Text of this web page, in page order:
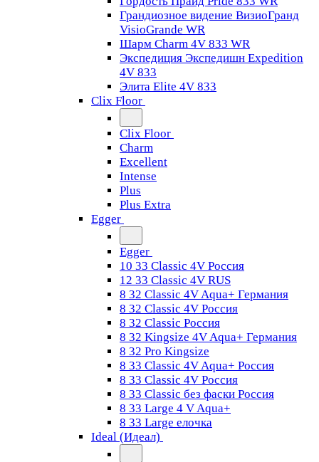
Грандиозное видение ВизиоГранд
VisioGrande WR
Шарм Charm 4V 833 WR
Экспедиция Экспедишн Expedition
4V 833
Элита Elite 4V 833
Clix Floor
Clix Floor
Charm
Excellent
Intense
Plus
Plus Extra
Egger
Egger
10 33 Classic 4V Россия
12 33 Classic 4V RUS
8 32 Classic 4V Aqua+ Германия
8 32 Classic 4V Россия
8 32 Classic Россия
8 32 Kingsize 4V Aqua+ Германия
8 32 Pro Kingsize
8 33 Classic 4V Aqua+ Россия
8 33 Classic 4V Россия
8 33 Classic без фаски Россия
8 33 Large 4 V Aqua+
8 33 Large елочка
Ideal (Идеал)